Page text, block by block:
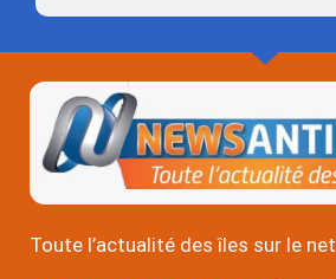
Toute l’actualité des îles sur le net